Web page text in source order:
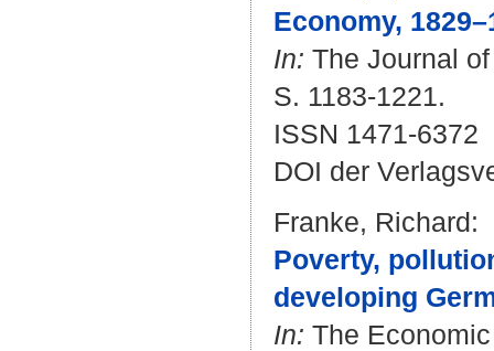
Economy,
In: The Journal
S. 1183-1221.
ISSN 1471-6372
DOI der
Franke, Richard:
Poverty,
developing
In: The